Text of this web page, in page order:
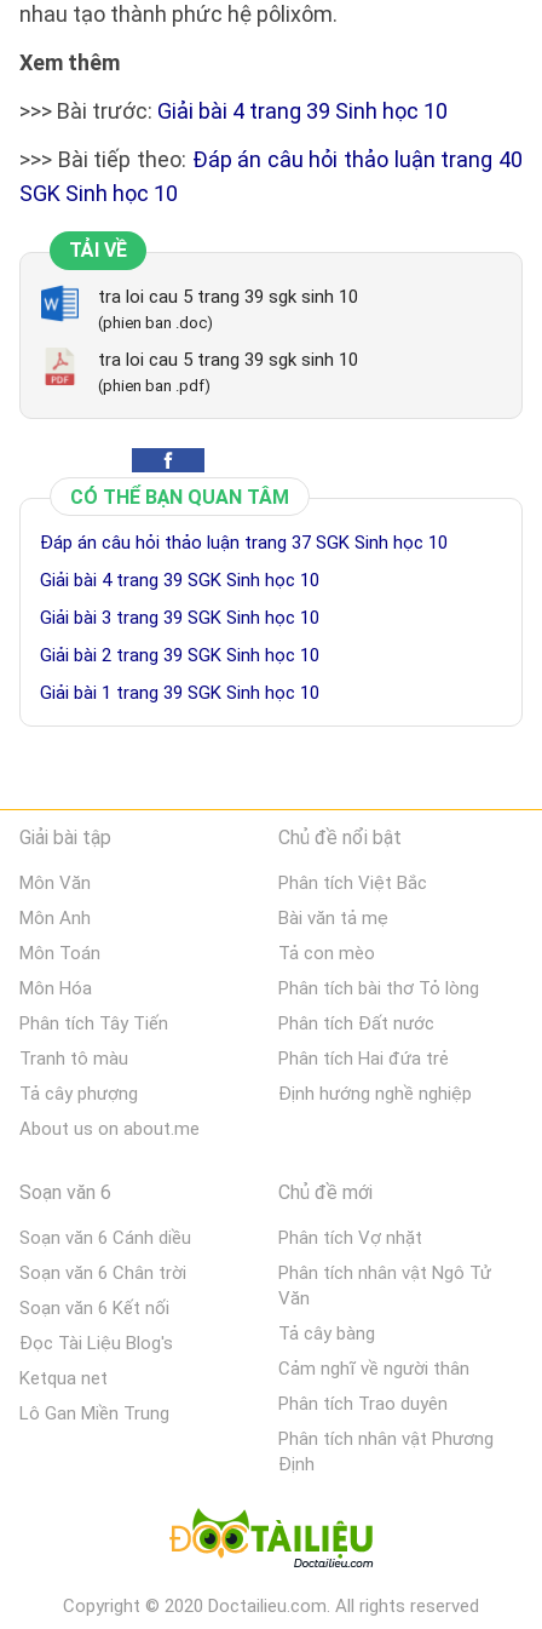
nhau tạo thành phức hệ pôlixôm.
Xem thêm
>>> Bài trước: Giải bài 4 trang 39 Sinh học 10
>>> Bài tiếp theo: Đáp án câu hỏi thảo luận trang 40
SGK Sinh học 10
TẢI VỀ
tra loi cau 5 trang 39 sgk sinh 10
(phien ban .doc)
tra loi cau 5 trang 39 sgk sinh 10
(phien ban .pdf)
CÓ THỂ BẠN QUAN TÂM
Đáp án câu hỏi thảo luận trang 37 SGK Sinh học 10
Giải bài 4 trang 39 SGK Sinh học 10
Giải bài 3 trang 39 SGK Sinh học 10
Giải bài 2 trang 39 SGK Sinh học 10
Giải bài 1 trang 39 SGK Sinh học 10
Giải bài tập
Môn Văn
Môn Anh
Môn Toán
Môn Hóa
Phân tích Tây Tiến
Tranh tô màu
Tả cây phượng
About us on about.me
Chủ đề nổi bật
Phân tích Việt Bắc
Bài văn tả mẹ
Tả con mèo
Phân tích bài thơ Tỏ lòng
Phân tích Đất nước
Phân tích Hai đứa trẻ
Định hướng nghề nghiệp
Soạn văn 6
Soạn văn 6 Cánh diều
Soạn văn 6 Chân trời
Soạn văn 6 Kết nối
Đọc Tài Liệu Blog's
Ketqua net
Lô Gan Miền Trung
Chủ đề mới
Phân tích Vợ nhặt
Phân tích nhân vật Ngô Tử
Văn
Tả cây bàng
Cảm nghĩ về người thân
Phân tích Trao duyên
Phân tích nhân vật Phương
Định
Copyright © 2020 Doctailieu.com. All rights reserved